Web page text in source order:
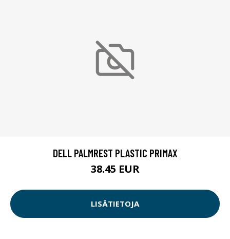
DELL PALMREST PLASTIC PRIMAX
38.45 EUR
LISÄTIETOJA